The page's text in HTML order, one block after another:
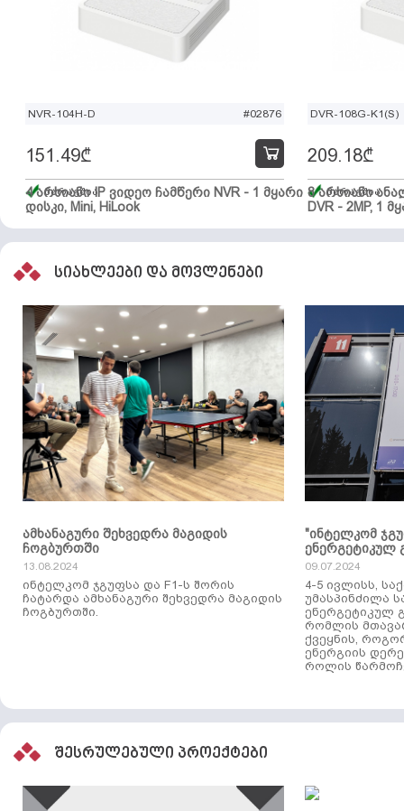
NVR-104H-D #02876
4 არხიანი IP ვიდეო ჩამწერი NVR - 1 მყარი
დისკი, Mini, HiLook
151.49₾
მარაგშია
DVR-108G-K1(S)
8 არხიანი
DVR - 2MP, 1
209.18₾
მარაგშია
სიახლეები და მოვლენები
ამხანაგური შეხვედრა მაგიდის
ჩოგბურთში
13.08.2024
ინტელკომ ჯგუფსა და F1-ს შორის
ჩატარდა ამხანაგური შეხვედრა მაგიდის
ჩოგბურთში.
"ინტელკომ
ენერგეტიკულ
09.07.2024
4-5 ივლისს,
უმასპინძილა
ენერგეტიკულ
რომლის
ქვეყნის,
ენერგიის
როლის
შესრულებული პროექტები